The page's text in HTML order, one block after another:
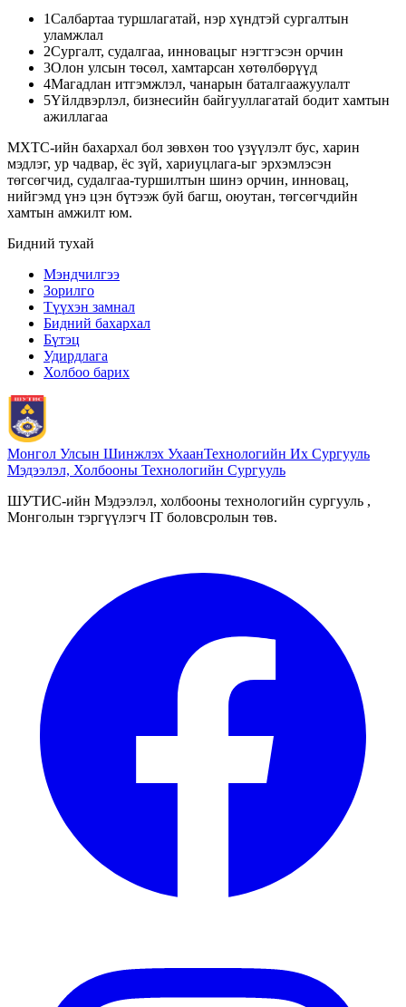
1Салбартаа туршлагатай, нэр хүндтэй сургалтын
уламжлал
2Сургалт, судалгаа, инновацыг нэгтгэсэн орчин
3Олон улсын төсөл, хамтарсан хөтөлбөрүүд
4Магадлан итгэмжлэл, чанарын баталгаажуулалт
5Үйлдвэрлэл, бизнесийн байгууллагатай бодит хамтын
ажиллагаа
МХТС-ийн бахархал бол зөвхөн тоо үзүүлэлт бус, харин
мэдлэг, ур чадвар, ёс зүй, хариуцлага-ыг эрхэмлэсэн
төгсөгчид, судалгаа-туршилтын шинэ орчин, инновац,
нийгэмд үнэ цэн бүтээж буй багш, оюутан, төгсөгчдийн
хамтын амжилт юм.
Бидний тухай
Мэндчилгээ
Зорилго
Түүхэн замнал
Бидний бахархал
Бүтэц
Удирдлага
Холбоо барих
Монгол Улсын Шинжлэх УхаанТехнологийн Их Сургууль
Мэдээлэл, Холбооны Технологийн Сургууль
ШУТИС-ийн Мэдээлэл, холбооны технологийн сургууль ,
Монголын тэргүүлэгч IT боловсролын төв.